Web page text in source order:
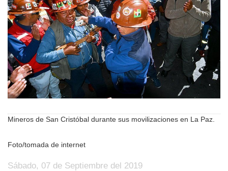
Mineros de San Cristóbal durante sus movilizaciones en La Paz.
Foto/tomada de internet
Sábado, 07 de Septiembre del 2019